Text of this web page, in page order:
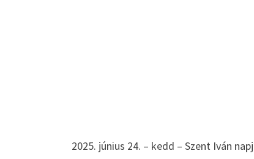
2025. június 24. – kedd – Szent Iván